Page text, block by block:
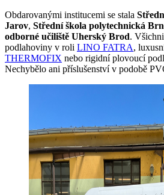
Obdarovanými institucemi se stala
Jarov, Střední škola polytechnická
odborné učiliště Uherský Brod.
podlahoviny v roli LINO FATRA,
THERMOFIX nebo rigidní plovoucí
Nechybělo ani příslušenství v podobě